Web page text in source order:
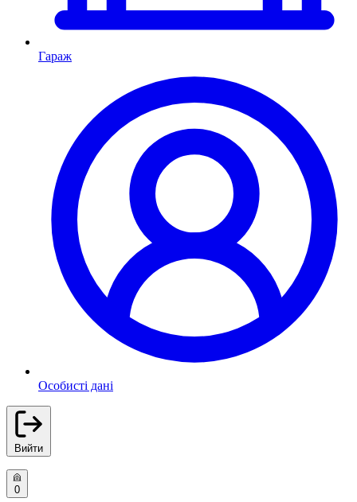
Гараж
Особисті дані
Вийти
0